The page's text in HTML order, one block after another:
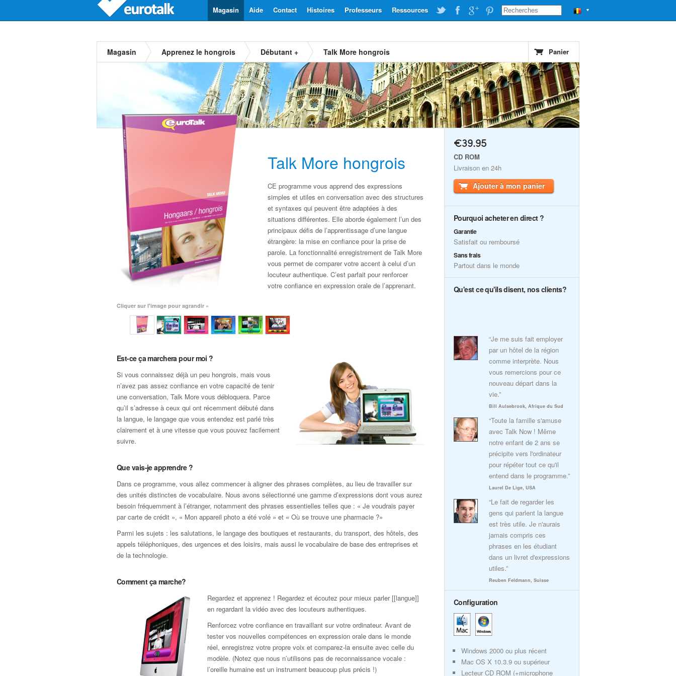
▼
Ressources
Professeurs
Histoires
Contact
Aide
Magasin
Magasin Apprenez le hongrois Débutant + Talk More hongrois Panier
Talk More hongrois
CE programme vous apprend des expressions
simples et utiles en conversation avec des structures
et syntaxes qui peuvent être adaptées à des
situations différentes. Elle aborde également l’un des
principaux défis de l’apprentissage d’une langue
étrangère: la mise en confiance pour la prise de
parole. La fonctionnalité enregistrement de Talk More
vous permet de comparer votre accent à celui d’un
locuteur authentique. C’est parfait pour renforcer
votre confiance en expression orale de l’apprenant.
Cliquer sur l'image pour agrandir »
Est-ce ça marchera pour moi ?
Si vous connaissez déjà un peu hongrois, mais vous
n’avez pas assez confiance en votre capacité de tenir
une conversation, Talk More vous débloquera. Parce
qu’il s’adresse à ceux qui ont récemment débuté dans
la langue, le langage que vous entendez est parlé très
clairement et à une vitesse que vous pouvez facilement
suivre.
Que vais-je apprendre ?
Dans ce programme, vous allez commencer à aligner des phrases complètes, au lieu de travailler sur
des unités distinctes de vocabulaire. Nous avons sélectionné une gamme d’expressions dont vous aurez
besoin fréquemment à l’étranger, notamment des phrases essentielles telles que : « Je voudrais payer
par carte de crédit », « Mon appareil photo a été volé » et « Où se trouve une pharmacie ?»
Parmi les sujets : les salutations, le langage des boutiques et restaurants, du transport, des hôtels, des
appels téléphoniques, des urgences et des loisirs, mais aussi le vocabulaire de base des entreprises et
de la technologie.
Comment ça marche?
Regardez et apprenez ! Regardez et écoutez pour mieux parler [[langue]]
en regardant la vidéo avec des locuteurs authentiques.
Renforcez votre confiance en travaillant sur votre ordinateur. Avant de
tester vos nouvelles compétences en expression orale dans le monde
réel, enregistrez votre propre voix et comparez-la ensuite avec celle du
modèle. (Notez que nous n’utilisons pas de reconnaissance vocale :
l’oreille humaine est un instrument beaucoup plus précis !)
€39.95
CD ROM
Livraison en 24h
Ajouter à mon panier
Pourquoi acheter en direct ?
Garantie
Satisfait ou remboursé
Sans frais
Partout dans le monde
Qu'est ce qu'ils disent, nos clients?
“Je me suis fait employer
par un hôtel de la région
comme interprète. Nous
vous remercions pour ce
nouveau départ dans la
vie.”
Bill Aulsebrook, Afrique du Sud
“Toute la famille s'amuse
avec Talk Now ! Même
notre enfant de 2 ans se
précipite vers l'ordinateur
pour répéter tout ce qu'il
entend dans le programme.”
Laurel De Lige, USA
“Le fait de regarder les
gens qui parlent la langue
est très utile. Je n'aurais
jamais compris ces
phrases en les étudiant
dans un livret d'expressions
utiles.”
Reuben Feldmann, Suisse
Configuration
Windows 2000 ou plus récent
Mac OS X 10.3.9 ou supérieur
Lecteur CD ROM (+microphone